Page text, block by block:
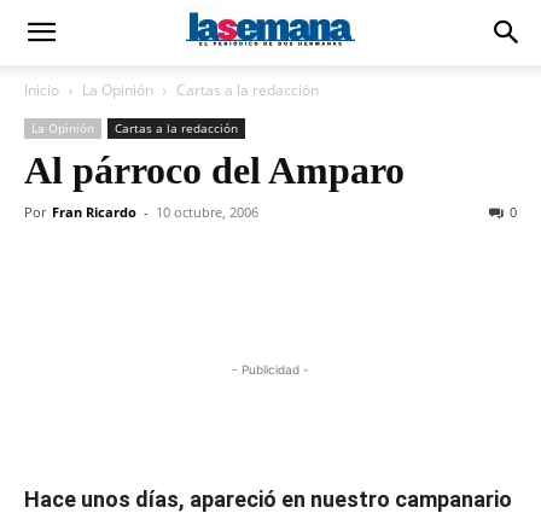
Inicio La Opinión Cartas a la redacción
La Opinión Cartas a la redacción
Al párroco del Amparo
Por Fran Ricardo - 10 octubre, 2006 0
- Publicidad -
Hace unos días, apareció en nuestro campanario